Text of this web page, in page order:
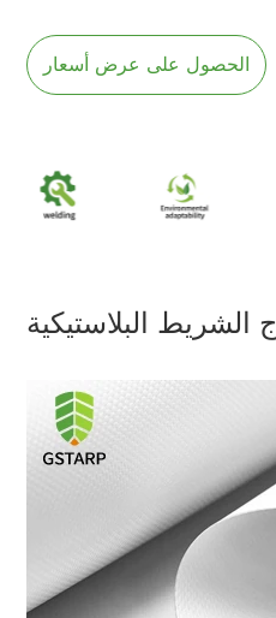
الحصول على عرض أسعار
الشريط البلاستيكية